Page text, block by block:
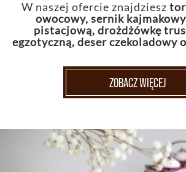
W naszej ofercie znajdziesz
owocowy, sernik
pistacjową, drożdżówkę
egzotyczną, deser czekoladowy
ZOBACZ WIĘCEJ